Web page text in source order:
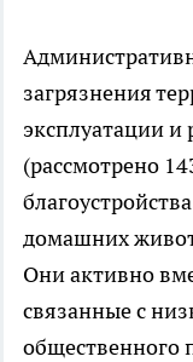
загрязнения
эксплуатации и
(рассмотрено
домашних
Они активно
связанные с
общественного